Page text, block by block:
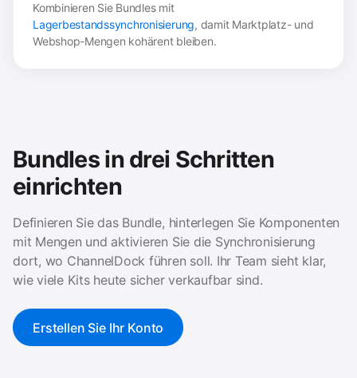
Kombinieren Sie Bundles mit
Lagerbestandssynchronisierung, damit Marktplatz- und
Webshop-Mengen kohärent bleiben.
Bundles in drei Schritten
einrichten
Definieren Sie das Bundle, hinterlegen Sie Komponenten
mit Mengen und aktivieren Sie die Synchronisierung
dort, wo ChannelDock führen soll. Ihr Team sieht klar,
wie viele Kits heute sicher verkaufbar sind.
Erstellen Sie Ihr Konto